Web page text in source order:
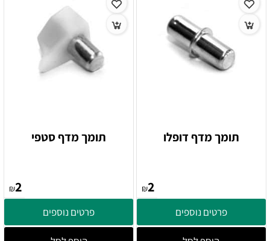
תומך מדף דופלו
₪2
פרטים נוספים
תומך מדף סטפי
₪2
פרטים נוספים